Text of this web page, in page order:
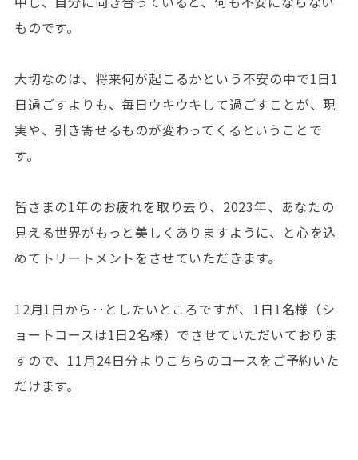
ものです。
大切なのは、将来何が起こるかという不安の中で1日1
日過ごすよりも、毎日ウキウキして過ごすことが、現
実や、引き寄せるものが変わってくるということで
す。
皆さまの1年のお疲れを取り去り、2023年、あなたの
見える世界がもっと美しくありますように、と心を込
めてトリートメントをさせていただきます。
12月1日から‥としたいところですが、1日1名様（シ
ョートコースは1日2名様）でさせていただいておりま
すので、11月24日分よりこちらのコースをご予約いた
だけます。